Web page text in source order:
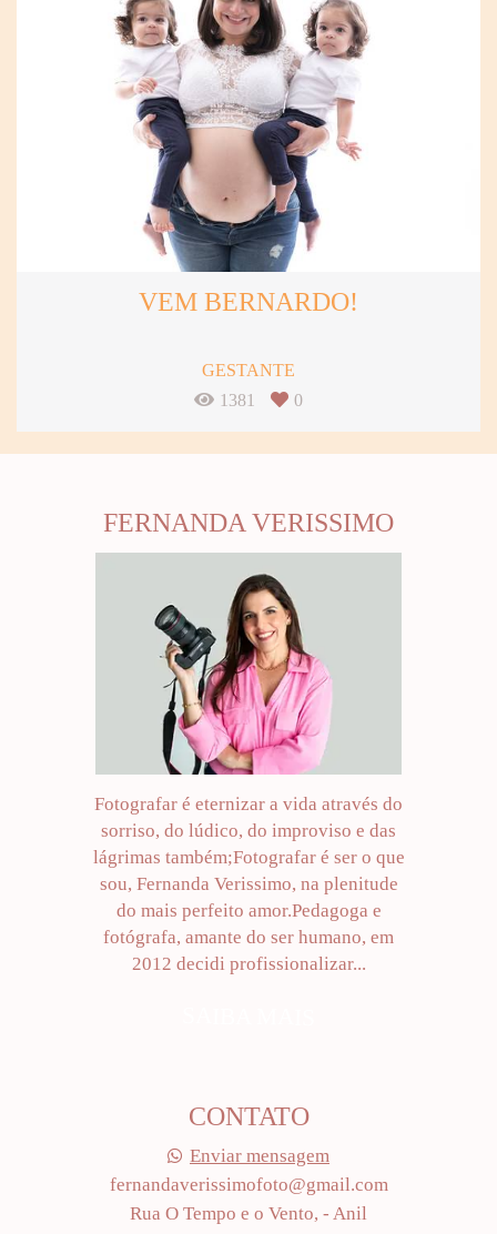
VEM BERNARDO!
GESTANTE
1381
0
FERNANDA VERISSIMO
Fotografar é eternizar a vida através do
sorriso, do lúdico, do improviso e das
lágrimas também;Fotografar é ser o que
sou, Fernanda Verissimo, na plenitude
do mais perfeito amor.Pedagoga e
fotógrafa, amante do ser humano, em
2012 decidi profissionalizar...
CONTATO
Enviar mensagem
fernandaverissimofoto@gmail.com
Rua O Tempo e o Vento, - Anil